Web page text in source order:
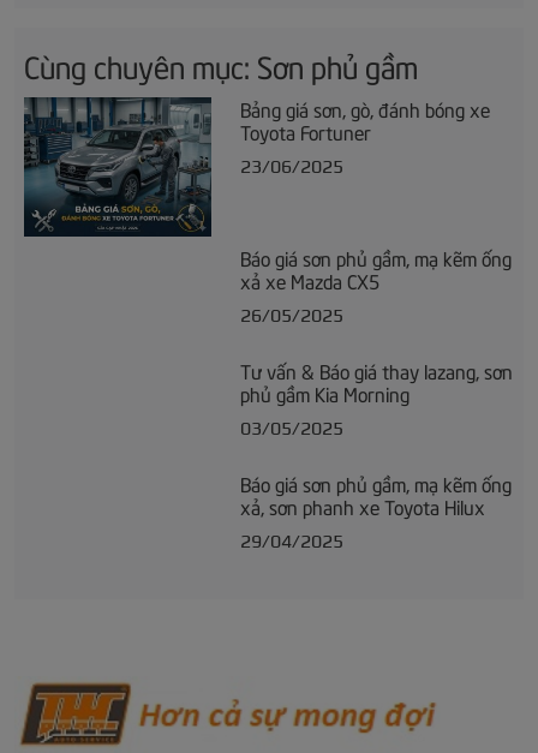
Cùng chuyên mục: Sơn phủ gầm
Bảng giá sơn, gò, đánh bóng xe
Toyota Fortuner
23/06/2025
Báo giá sơn phủ gầm, mạ kẽm ống
xả xe Mazda CX5
26/05/2025
Tư vấn & Báo giá thay lazang, sơn
phủ gầm Kia Morning
03/05/2025
Báo giá sơn phủ gầm, mạ kẽm ống
xả, sơn phanh xe Toyota Hilux
29/04/2025